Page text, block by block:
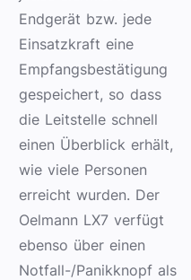
Endgerät bzw. jede
Einsatzkraft eine
Empfangsbestätigung
gespeichert, so dass
die Leitstelle schnell
einen Überblick erhält,
wie viele Personen
erreicht wurden. Der
Oelmann LX7 verfügt
ebenso über einen
Notfall-/Panikknopf als